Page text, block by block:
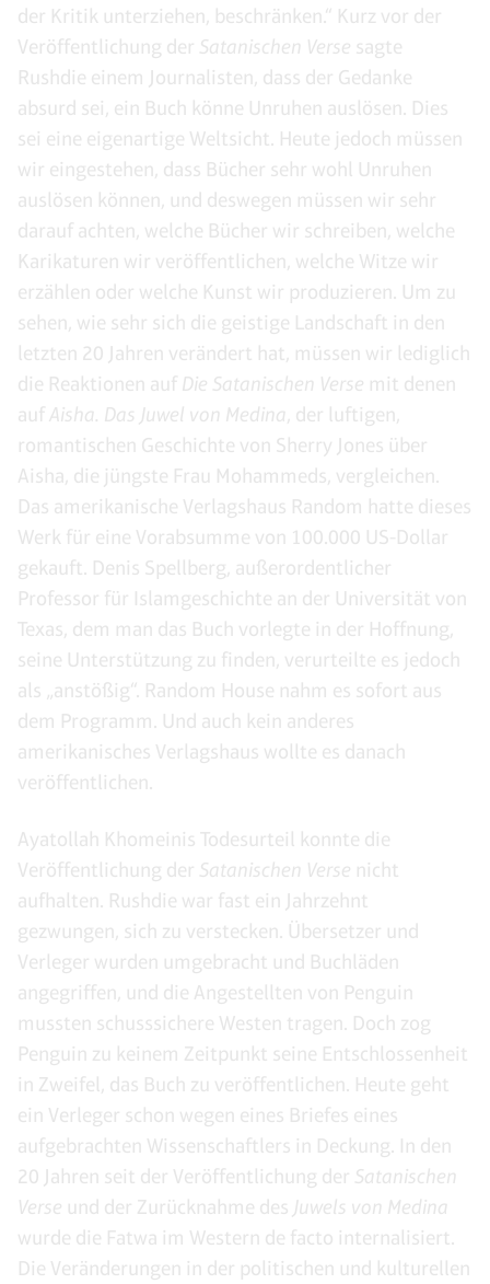
der Kritik unterziehen, beschränken.“ Kurz vor der
Veröffentlichung der Satanischen Verse sagte
Rushdie einem Journalisten, dass der Gedanke
absurd sei, ein Buch könne Unruhen auslösen. Dies
sei eine eigenartige Weltsicht. Heute jedoch müssen
wir eingestehen, dass Bücher sehr wohl Unruhen
auslösen können, und deswegen müssen wir sehr
darauf achten, welche Bücher wir schreiben, welche
Karikaturen wir veröffentlichen, welche Witze wir
erzählen oder welche Kunst wir produzieren. Um zu
sehen, wie sehr sich die geistige Landschaft in den
letzten 20 Jahren verändert hat, müssen wir lediglich
die Reaktionen auf Die Satanischen Verse mit denen
auf Aisha. Das Juwel von Medina, der luftigen,
romantischen Geschichte von Sherry Jones über
Aisha, die jüngste Frau Mohammeds, vergleichen.
Das amerikanische Verlagshaus Random hatte dieses
Werk für eine Vorabsumme von 100.000 US-Dollar
gekauft. Denis Spellberg, außerordentlicher
Professor für Islamgeschichte an der Universität von
Texas, dem man das Buch vorlegte in der Hoffnung,
seine Unterstützung zu finden, verurteilte es jedoch
als „anstößig“. Random House nahm es sofort aus
dem Programm. Und auch kein anderes
amerikanisches Verlagshaus wollte es danach
veröffentlichen.
Ayatollah Khomeinis Todesurteil konnte die
Veröffentlichung der Satanischen Verse nicht
aufhalten. Rushdie war fast ein Jahrzehnt
gezwungen, sich zu verstecken. Übersetzer und
Verleger wurden umgebracht und Buchläden
angegriffen, und die Angestellten von Penguin
mussten schusssichere Westen tragen. Doch zog
Penguin zu keinem Zeitpunkt seine Entschlossenheit
in Zweifel, das Buch zu veröffentlichen. Heute geht
ein Verleger schon wegen eines Briefes eines
aufgebrachten Wissenschaftlers in Deckung. In den
20 Jahren seit der Veröffentlichung der Satanischen
Verse und der Zurücknahme des Juwels von Medina
wurde die Fatwa im Western de facto internalisiert.
Die Veränderungen in der politischen und kulturellen